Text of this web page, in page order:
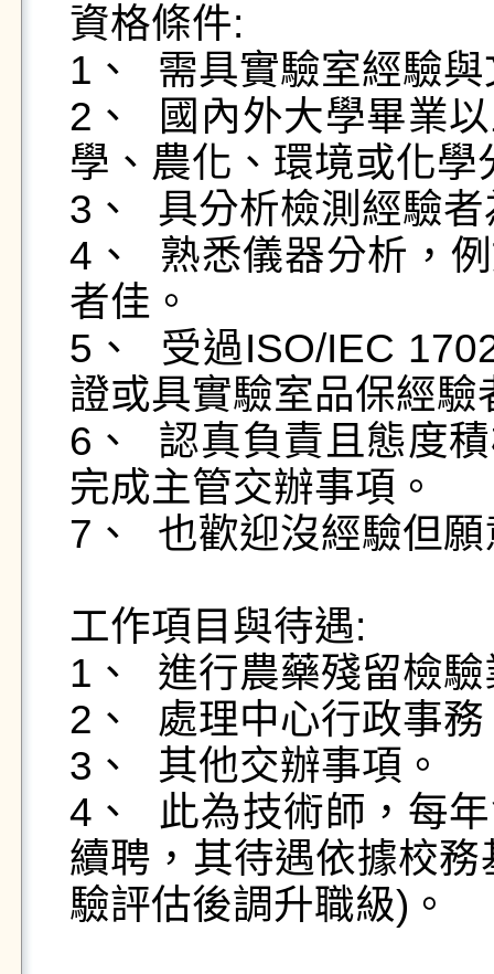
資格條件:
1、	需具實驗室經驗與文書處理能力。
2、	國內外大學畢業以上，醫事檢驗、食品科學、藥
學、農化、環境或化
3、	具分析檢測經驗者為佳。
4、	熟悉儀器分析，例如LC-MS/MS或GC-MS/MS等
者佳。
5、	受過ISO/IEC 17025之訓練，並有參與實驗室認
證或具實驗室品保經驗
6、	認真負責且態度積極主動學習，配合工作任務與
完成主管交辦事項。
7、	也歡迎沒經驗但願意且能認真學習新技能者。
工作項目與待遇:
1、	進行農藥殘留檢驗業務。
2、	處理中心行政事務。
3、	其他交辦事項。
4、	此為技術師，每年會依據中心營運狀況檢討是否
續聘，其待遇依據校
驗評估後調升職級)。